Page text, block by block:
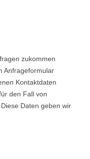
zukommen
Anfrageformular
Kontaktdaten
den Fall von
Daten geben wir